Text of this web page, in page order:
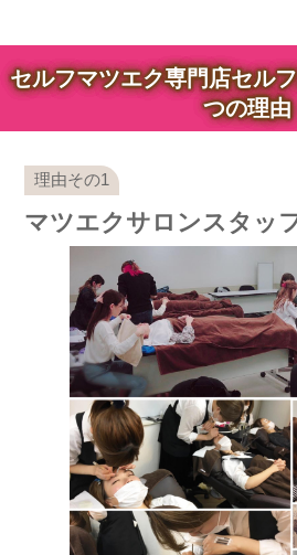
セルフマツエク専門店セル
つの理由
マツエクサロンスタッ